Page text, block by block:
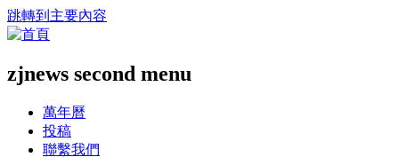
跳轉到主要內容
zjnews second menu
萬年曆
投稿
聯繫我們